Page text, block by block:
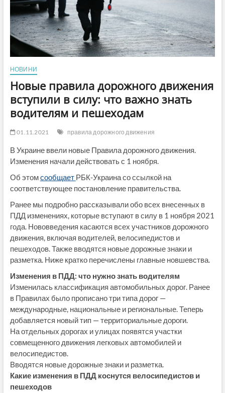
НОВИНИ
Новые правила дорожного движения
вступили в силу: что важно знать
водителям и пешеходам
01.11.2021 правила дорожного движения
В Украине ввели новые Правила дорожного движения.
Изменения начали действовать с 1 ноября.
Об этомсообщает РБК-Украина со ссылкой на
соответствующее постановление правительства.
Ранее мы подробно рассказывали обо всех внесенных в
ПДД изменениях, которые вступают в силу в 1 ноября 2021
года. Нововведения касаются всех участников дорожного
движения, включая водителей, велосипедистов и
пешеходов. Также вводятся новые дорожные знаки и
разметка. Ниже кратко перечислены главные новшевства.
Изменения в ПДД: что нужно знать водителям
Изменилась классификация автомобильных дорог. Ранее
в Правилах было прописано три типа дорог —
международные, национальные и региональные. Теперь
добавляется новый тип — территориальные дороги.
На отдельных дорогах и улицах появятся участки
совмещенного движения легковых автомобилей и
велосипедистов.
Вводятся новые дорожные знаки и разметка.
Какие изменения в ПДД коснутся велосипедистов и
пешеходов